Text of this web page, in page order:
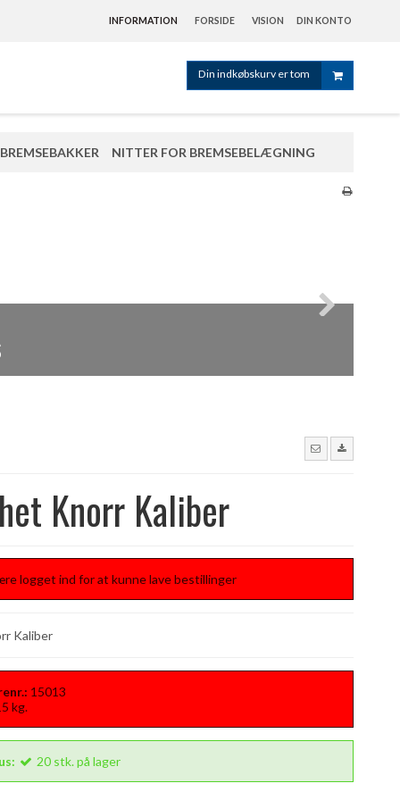
INFORMATION FORSIDE VISION DIN KONTO
Din indkøbskurv er tom
BREMSEBAKKER NITTER FOR BREMSEBELÆGNING
Knorr Kaliber
logget ind for at kunne lave bestillinger
Kaliber
15013
kg.
20 stk.på lager